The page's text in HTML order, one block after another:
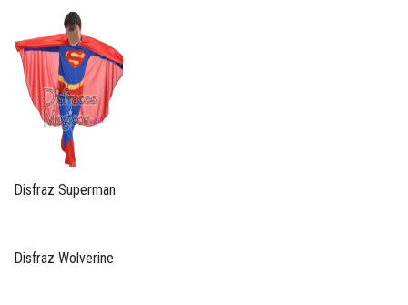
Disfraz Superman
Disfraz Wolverine